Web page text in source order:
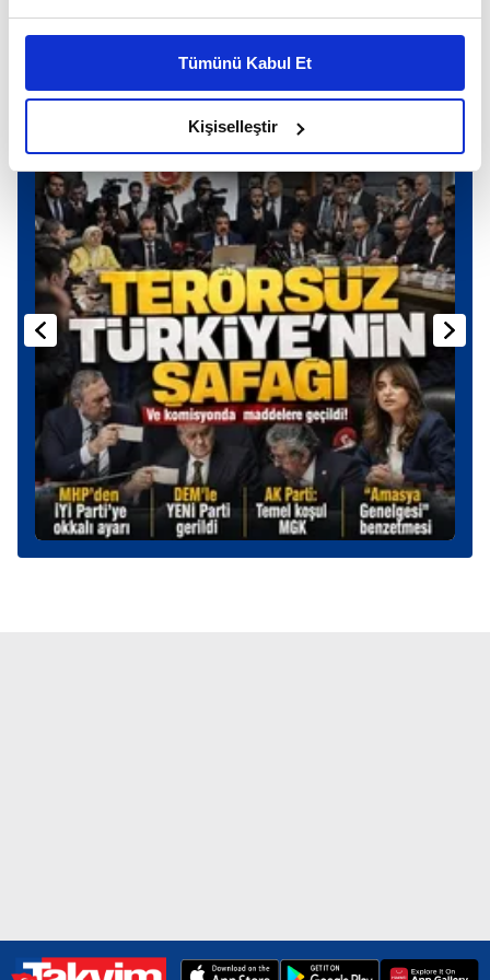
Bu çerezlere izin vermeniz halinde sizlere özel
daha iyi reklam deneyimi yaşatabiliriz. Bunu yaparken
amacımızın size daha iyi bir reklam deneyimi sunmak
olduğunu ve sizlere en iyi içerikleri sunabilmek adına
elimizden gelen çabayı gösterdiğimizi ve bu noktada,
reklamların maliyetlerimizi karşılamak noktasında tek gelir
kalemimiz olduğunu sizlere hatırlatmak isteriz.
Her halükârda, kullanıcılar, bu çerezlere izin vermedikleri
takdirde, kullanıcılara hedefli reklamlar
gösterilmeyecektir."
Sizlere daha iyi bir hizmet sunabilmek için İnternet
Sitemizde kendimize ve üçüncü kişilere ait çerezler
kullanılmaktadır. Bu çerezler vasıtasıyla çeşitli kişisel
verileriniz işlenmekte olup gerekli olan çerezler bilgi
toplumu hizmetlerinin sunulması amacıyla
kullanılmaktadır. Diğer çerezler, sitemizin daha işlevsel
kılınması ve kişiselleştirilmesi ve sizlere yönelik
reklam/pazarlama faaliyetlerinin yapılması, amaçlarıyla
Tümünü Kabul Et
Kişiselleştir
sırada podyuma çıktı.
Günün Manşetleri Tüm Manşetler